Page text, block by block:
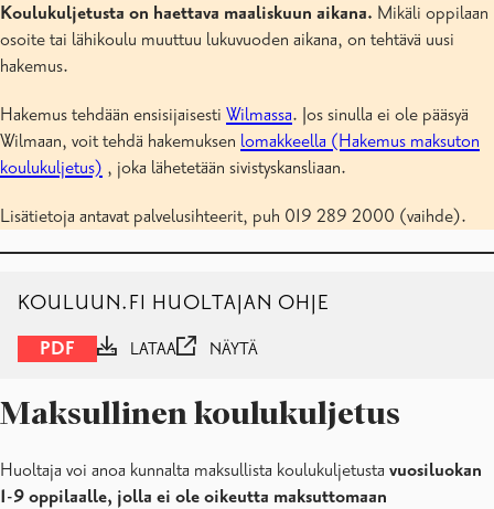
Koulukuljetusta on haettava maaliskuun aikana. Mikäli oppilaan
osoite tai lähikoulu muuttuu lukuvuoden aikana, on tehtävä uusi
hakemus.
Hakemus tehdään ensisijaisesti Wilmassa. Jos sinulla ei ole pääsyä
Wilmaan, voit tehdä hakemuksen lomakkeella (Hakemus maksuton
koulukuljetus) , joka lähetetään sivistyskansliaan.
Lisätietoja antavat palvelusihteerit, puh 019 289 2000 (vaihde).
KOULUUN.FI HUOLTAJAN OHJE
PDF LATAA NÄYTÄ
Maksullinen koulukuljetus
Huoltaja voi anoa kunnalta maksullista koulukuljetusta vuosiluokan
1-9 oppilaalle, jolla ei ole oikeutta maksuttomaan